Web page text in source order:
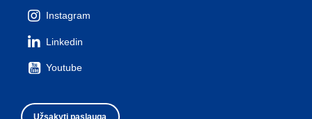
Instagram
Linkedin
Youtube
Užsakyti paslaugą